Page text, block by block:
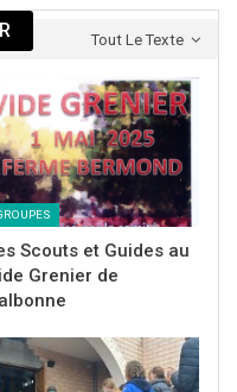
Tout Le Texte
Scouts et Guides au
Grenier de